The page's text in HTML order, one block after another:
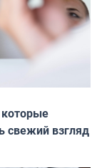
свежий взгляд